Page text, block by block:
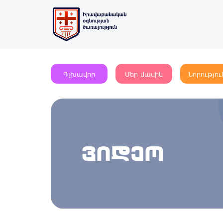
Գլխավոր Մեր մասին
ვიდეო